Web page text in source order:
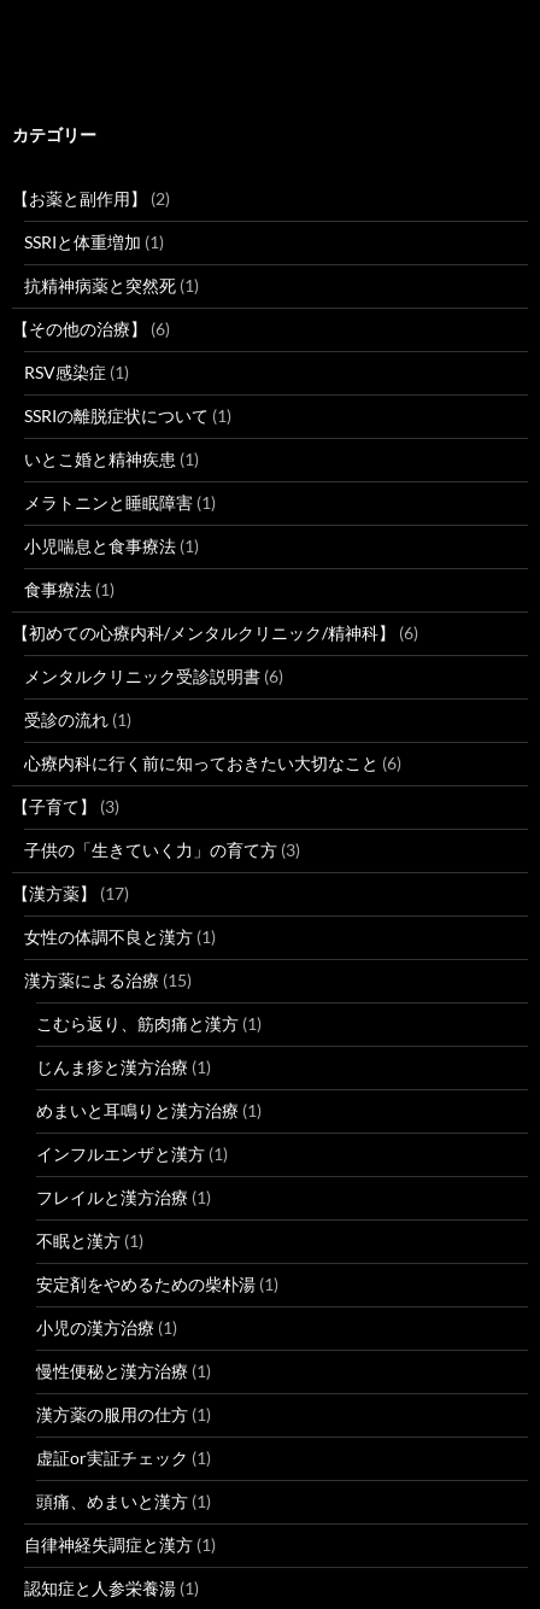
カテゴリー
【お薬と副作用】 (2)
SSRIと体重増加 (1)
抗精神病薬と突然死 (1)
【その他の治療】 (6)
RSV感染症 (1)
SSRIの離脱症状について (1)
いとこ婚と精神疾患 (1)
メラトニンと睡眠障害 (1)
小児喘息と食事療法 (1)
食事療法 (1)
【初めての心療内科/メンタルクリニック/精神科】 (6)
メンタルクリニック受診説明書 (6)
受診の流れ (1)
心療内科に行く前に知っておきたい大切なこと (6)
【子育て】 (3)
子供の「生きていく力」の育て方 (3)
【漢方薬】 (17)
女性の体調不良と漢方 (1)
漢方薬による治療 (15)
こむら返り、筋肉痛と漢方 (1)
じんま疹と漢方治療 (1)
めまいと耳鳴りと漢方治療 (1)
インフルエンザと漢方 (1)
フレイルと漢方治療 (1)
不眠と漢方 (1)
安定剤をやめるための柴朴湯 (1)
小児の漢方治療 (1)
慢性便秘と漢方治療 (1)
漢方薬の服用の仕方 (1)
虚証or実証チェック (1)
頭痛、めまいと漢方 (1)
自律神経失調症と漢方 (1)
認知症と人参栄養湯 (1)